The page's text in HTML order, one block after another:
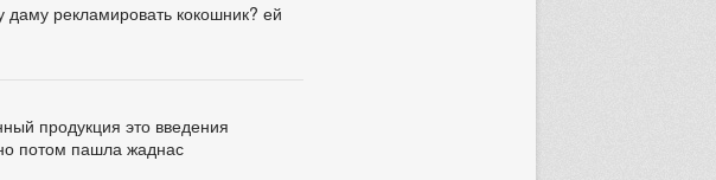
даму рекламировать кокошник? ей
продукция это введения
потом пашла жаднас